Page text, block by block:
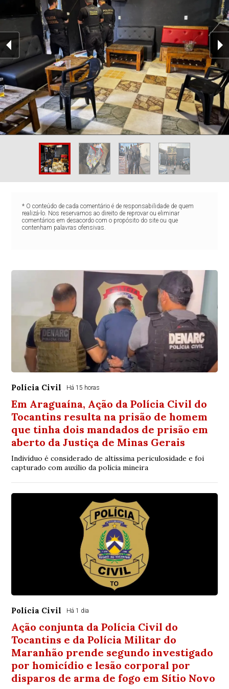
* O conteúdo de cada comentário é de responsabilidade de quem
realizá-lo. Nos reservamos ao direito de reprovar ou eliminar
comentários em desacordo com o propósito do site ou que
contenham palavras ofensivas.
Polícia Civil Há 15 horas
Em Araguaína, Ação da Polícia Civil do
Tocantins resulta na prisão de homem
que tinha dois mandados de prisão em
aberto da Justiça de Minas Gerais
Indivíduo é considerado de altíssima periculosidade e foi
capturado com auxílio da polícia mineira
Polícia Civil Há 1 dia
Ação conjunta da Polícia Civil do
Tocantins e da Polícia Militar do
Maranhão prende segundo investigado
por homicídio e lesão corporal por
disparos de arma de fogo em Sítio Novo